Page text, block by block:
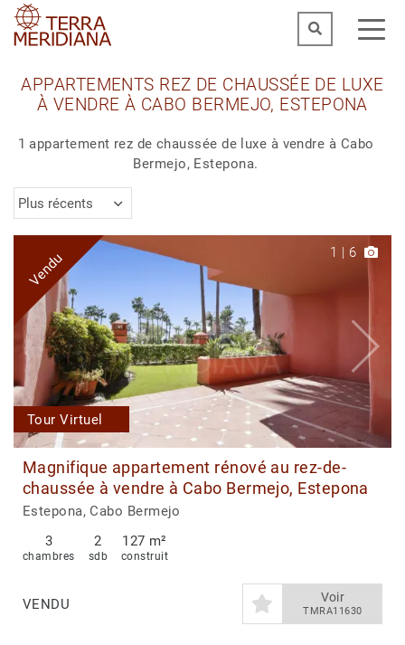
APPARTEMENTS REZ DE CHAUSSÉE DE LUXE
À VENDRE À CABO BERMEJO, ESTEPONA
1 appartement rez de chaussée de luxe à vendre à Cabo
Bermejo, Estepona.
Plus récents
Vendu 1 | 6
Tour Virtuel
Magnifique appartement rénové au rez-de-
chaussée à vendre à Cabo Bermejo, Estepona
Estepona, Cabo Bermejo
3
chambres
2
sdb
127 m²
construit
VENDU Voir
TMRA11630